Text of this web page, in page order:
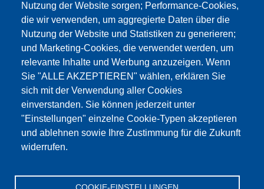
Nutzung der Website sorgen; Performance-Cookies,
die wir verwenden, um aggregierte Daten über die
Nutzung der Website und Statistiken zu generieren;
und Marketing-Cookies, die verwendet werden, um
relevante Inhalte und Werbung anzuzeigen. Wenn
Sie "ALLE AKZEPTIEREN" wählen, erklären Sie
sich mit der Verwendung aller Cookies
einverstanden. Sie können jederzeit unter
"Einstellungen" einzelne Cookie-Typen akzeptieren
und ablehnen sowie Ihre Zustimmung für die Zukunft
widerrufen.
COOKIE-EINSTELLUNGEN
Этот материал заблокирован, потому что
файлы cookie Google Maps не были приняты.
НЕОБХОДИМО ПРИНЯТЬ ТОЛЬКО
ФАЙЛЫ COOKIE GOOGLE MAPS.
Alle Cookies akzeptieren